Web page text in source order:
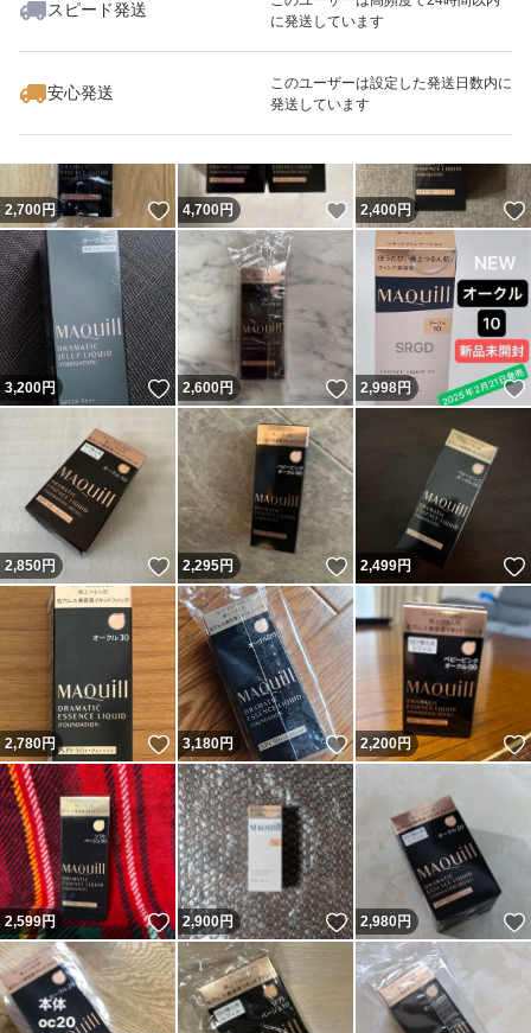
スピード発送
に発送しています
安心発送
このユーザーは設定した発送日数内に
発送しています
いいね！
2,790
2,700円 いいね！
4,700円 いいね！
2,400円
3,200円 いいね！
2,600円 いいね！
2,998円
2,850円 いいね！
2,295円 いいね！
2,499円
2,780円 いいね！
3,180円 いいね！
2,200円
2,599円 いいね！
2,900円 いいね！
2,980円